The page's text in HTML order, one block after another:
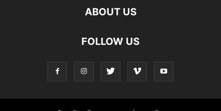
ABOUT US
FOLLOW US